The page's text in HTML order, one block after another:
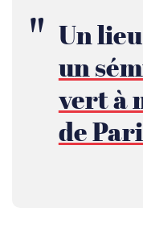
Un
un
vert à
de